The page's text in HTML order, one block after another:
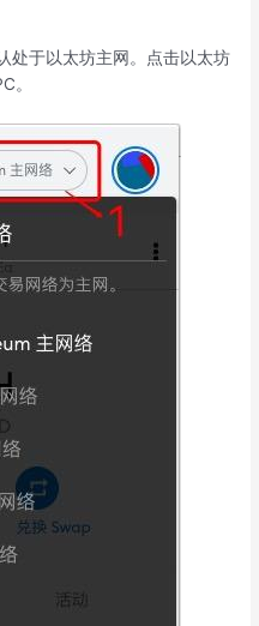
处于以太坊主网。点击以太坊
。